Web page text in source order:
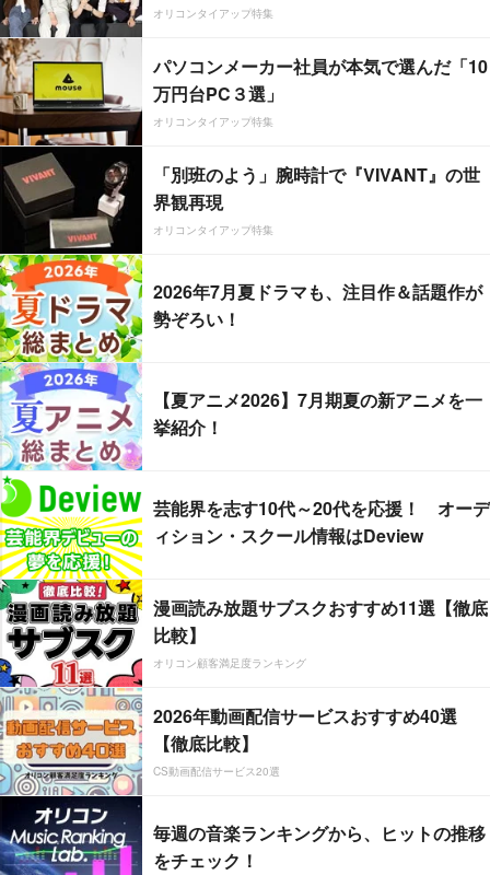
オリコンタイアップ特集
パソコンメーカー社員が本気で選んだ「10
万円台PC３選」
オリコンタイアップ特集
「別班のよう」腕時計で『VIVANT』の世
界観再現
オリコンタイアップ特集
2026年7月夏ドラマも、注目作＆話題作が
勢ぞろい！
【夏アニメ2026】7月期夏の新アニメを一
挙紹介！
芸能界を志す10代～20代を応援！ オーデ
ィション・スクール情報はDeview
漫画読み放題サブスクおすすめ11選【徹底
比較】
オリコン顧客満足度ランキング
2026年動画配信サービスおすすめ40選
【徹底比較】
CS動画配信サービス20選
毎週の音楽ランキングから、ヒットの推移
をチェック！